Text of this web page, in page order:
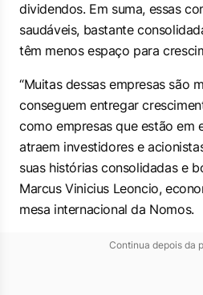
dividendos. Em suma, essas
saudáveis, bastante
têm menos espaço para
“Muitas dessas empresas são
conseguem entregar
como empresas que estão em
atraem investidores e
suas histórias consolidadas e
Marcus Vinicius Leoncio,
mesa internacional da Nomos.
Continua depois da